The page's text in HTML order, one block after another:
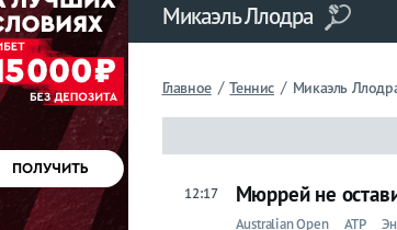
Микаэль Ллодра
Главное / Теннис / Микаэль
12:17 Мюррей не
Australian Open ATP
Хоккей
Прогнозы
на спорт
Букмекеры
Теннис